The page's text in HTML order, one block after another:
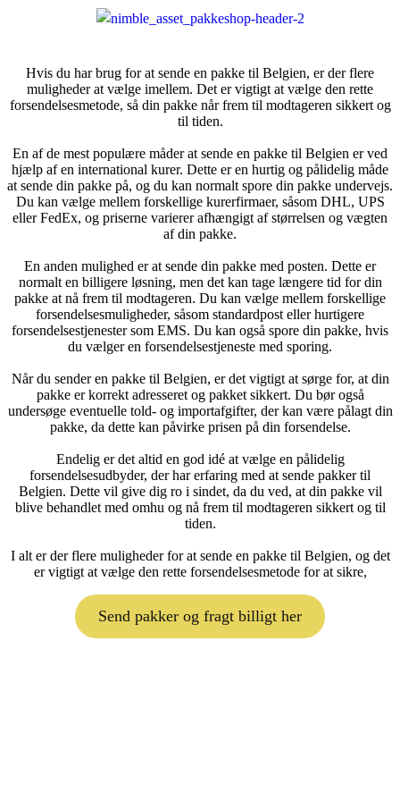
Hvis du har brug for at sende en pakke til Belgien, er der flere
muligheder at vælge imellem. Det er vigtigt at vælge den rette
forsendelsesmetode, så din pakke når frem til modtageren sikkert og
til tiden.
En af de mest populære måder at sende en pakke til Belgien er ved
hjælp af en international kurer. Dette er en hurtig og pålidelig måde
at sende din pakke på, og du kan normalt spore din pakke undervejs.
Du kan vælge mellem forskellige kurerfirmaer, såsom DHL, UPS
eller FedEx, og priserne varierer afhængigt af størrelsen og vægten
af din pakke.
En anden mulighed er at sende din pakke med posten. Dette er
normalt en billigere løsning, men det kan tage længere tid for din
pakke at nå frem til modtageren. Du kan vælge mellem forskellige
forsendelsesmuligheder, såsom standardpost eller hurtigere
forsendelsestjenester som EMS. Du kan også spore din pakke, hvis
du vælger en forsendelsestjeneste med sporing.
Når du sender en pakke til Belgien, er det vigtigt at sørge for, at din
pakke er korrekt adresseret og pakket sikkert. Du bør også
undersøge eventuelle told- og importafgifter, der kan være pålagt din
pakke, da dette kan påvirke prisen på din forsendelse.
Endelig er det altid en god idé at vælge en pålidelig
forsendelsesudbyder, der har erfaring med at sende pakker til
Belgien. Dette vil give dig ro i sindet, da du ved, at din pakke vil
blive behandlet med omhu og nå frem til modtageren sikkert og til
tiden.
I alt er der flere muligheder for at sende en pakke til Belgien, og det
er vigtigt at vælge den rette forsendelsesmetode for at sikre,
Send pakker og fragt billigt her